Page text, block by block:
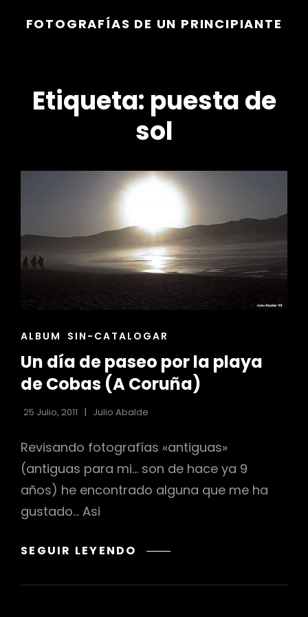
FOTOGRAFÍAS DE UN PRINCIPIANTE
Etiqueta: puesta de
sol
ENLACES
LAS
CATEGORÍAS
ALBUM SIN-CATALOGAR
Un día de paseo por la playa
de Cobas (A Coruña)
25 Julio, 2011 Julio Abalde
Revisando fotografías «antiguas»
(antiguas para mi… son de hace ya 9
años) he encontrado alguna que me ha
gustado… Asi
SEGUIR LEYENDO UN
DE